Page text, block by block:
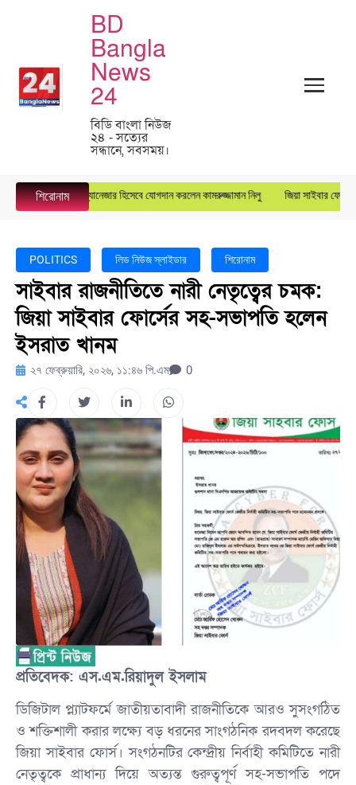
BD
Bangla
News
24
বিডি বাংলা নিউজ
২৪ - সত্যের
সন্ধানে, সবসময়।
শিরোনাম
গ্রুপে জেনারেল ম্যানেজার হিসেবে যোগদান করলেন কামরুজ্জামান নিলু জিয়া সাইবার ফোর্সের
POLITICS লিড নিউজ স্লাইডার শিরোনাম
সাইবার রাজনীতিতে নারী নেতৃত্বের চমক:
জিয়া সাইবার ফোর্সের সহ-সভাপতি হলেন
ইসরাত খানম
২৭ ফেব্রুয়ারি, ২০২৬, ১১:৪৬ পি.এম 0
প্রতিবেদক: ​এস.এম.রিয়াদুল ইসলাম
​ডিজিটাল প্ল্যাটফর্মে জাতীয়তাবাদী রাজনীতিকে আরও সুসংগঠিত
ও শক্তিশালী করার লক্ষ্যে বড় ধরনের সাংগঠনিক রদবদল করেছে
জিয়া সাইবার ফোর্স। সংগঠনটির কেন্দ্রীয় নির্বাহী কমিটিতে নারী
নেতৃত্বকে প্রাধান্য দিয়ে অত্যন্ত গুরুত্বপূর্ণ সহ-সভাপতি পদে